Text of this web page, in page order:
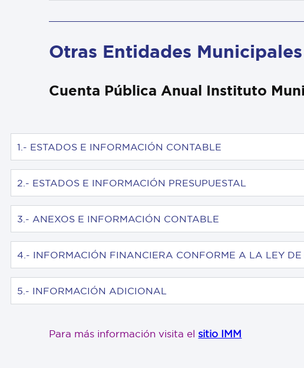
Otras Entidades Municipales
Cuenta Pública Anual Instituto
1.- ESTADOS E INFORMACIÓN CONTABLE
2.- ESTADOS E INFORMACIÓN PRESUPUESTAL
3.- ANEXOS E INFORMACIÓN CONTABLE
4.- INFORMACIÓN FINANCIERA CONFORME A LA LEY
5.- INFORMACIÓN ADICIONAL
Para más información visita elsitio IMM